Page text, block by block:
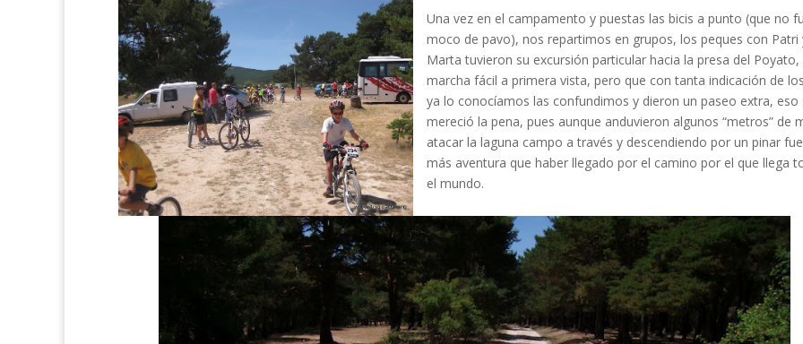
Una vez en el campamento y puestas las bicis a punto (que no
moco de pavo), nos repartimos en grupos, los peques con Patri
Marta tuvieron su excursión particular hacia la presa del Poyato,
marcha fácil a primera vista, pero que con tanta indicación de
ya lo conocíamos las confundimos y dieron un paseo extra, eso
mereció la pena, pues aunque anduvieron algunos “metros” de
atacar la laguna campo a través y descendiendo por un pinar fue
más aventura que haber llegado por el camino por el que llega
el mundo.